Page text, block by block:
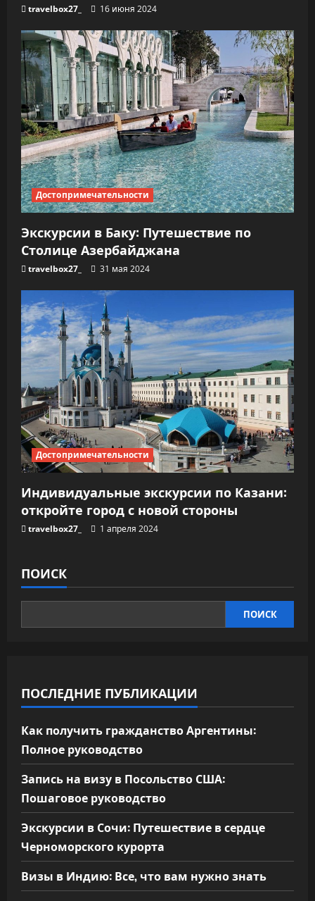
travelbox27_ 16 июня 2024
Достопримечательности
Экскурсии в Баку: Путешествие по
Столице Азербайджана
travelbox27_ 31 мая 2024
Достопримечательности
Индивидуальные экскурсии по Казани:
откройте город с новой стороны
travelbox27_ 1 апреля 2024
ПОИСК
ПОИСК
ПОСЛЕДНИЕ ПУБЛИКАЦИИ
Как получить гражданство Аргентины:
Полное руководство
Запись на визу в Посольство США:
Пошаговое руководство
Экскурсии в Сочи: Путешествие в сердце
Черноморского курорта
Визы в Индию: Все, что вам нужно знать